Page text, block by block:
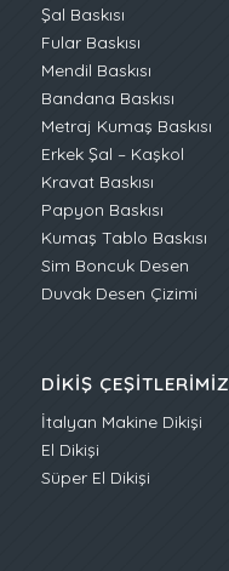
Şal Baskısı
Fular Baskısı
Mendil Baskısı
Bandana Baskısı
Metraj Kumaş Baskısı
Erkek Şal – Kaşkol
Kravat Baskısı
Papyon Baskısı
Kumaş Tablo Baskısı
Sim Boncuk Desen
Duvak Desen Çizimi
DIKIŞ ÇEŞITLERIMIZ
İtalyan Makine Dikişi
El Dikişi
Süper El Dikişi